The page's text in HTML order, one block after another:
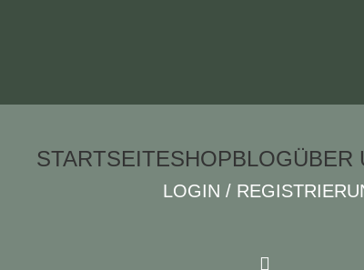
STARTSEITESHOPBLOGÜBER
LOGIN /